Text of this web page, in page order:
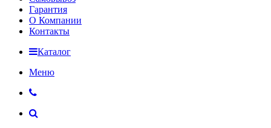
Гарантия
О Компании
Контакты
Каталог
Меню